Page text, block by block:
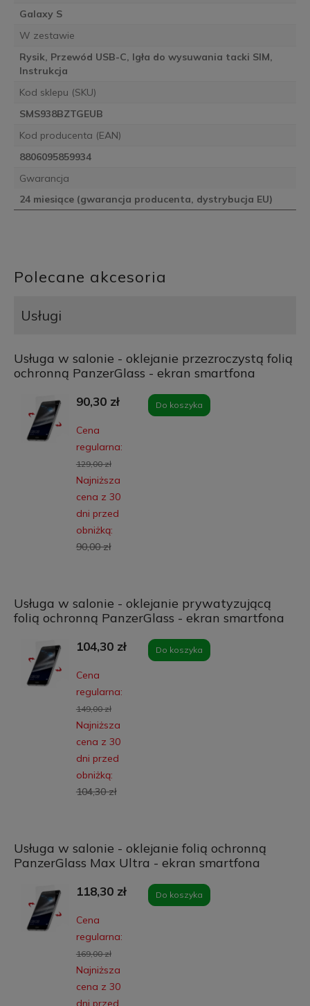
Galaxy S
W zestawie
Rysik, Przewód USB-C, Igła do wysuwania tacki SIM,
Instrukcja
Kod sklepu (SKU)
SMS938BZTGEUB
Kod producenta (EAN)
8806095859934
Gwarancja
24 miesiące (gwarancja producenta, dystrybucja EU)
Polecane akcesoria
Usługi
Usługa w salonie - oklejanie przezroczystą folią
ochronną PanzerGlass - ekran smartfona
90,30 zł
Cena
regularna:
129,00 zł
Najniższa
cena z 30
dni przed
obniżką:
90,00 zł
Do koszyka
Usługa w salonie - oklejanie prywatyzującą
folią ochronną PanzerGlass - ekran smartfona
104,30 zł
Cena
regularna:
149,00 zł
Najniższa
cena z 30
dni przed
obniżką:
104,30 zł
Do koszyka
Usługa w salonie - oklejanie folią ochronną
PanzerGlass Max Ultra - ekran smartfona
118,30 zł
Cena
regularna:
169,00 zł
Najniższa
cena z 30
dni przed
Do koszyka